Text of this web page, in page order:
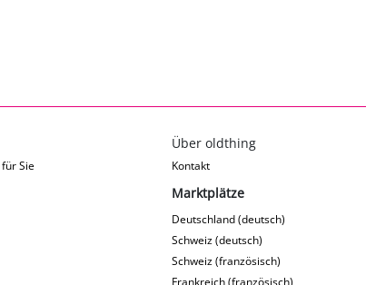
Sie
Über oldthing
Kontakt
Marktplätze
Deutschland (deutsch)
Schweiz (deutsch)
Schweiz (französisch)
Frankreich (französisch)